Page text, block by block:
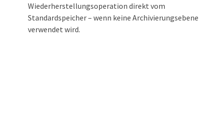
Wiederherstellungsoperation direkt vom
Standardspeicher – wenn keine Archivierungsebene
verwendet wird.